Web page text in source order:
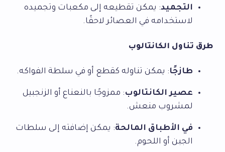
التجميد: يمكن تقطيعه إلى مكعبات وتجميده
لاستخدامه في العصائر لاحقًا.
طرق تناول الكانتالوب
طازجًا: يمكن تناوله كقطع أو في سلطة الفواكه.
عصير الكانتالوب: ممزوجًا بالنعناع أو الزنجبيل
لمشروب منعش.
في الأطباق المالحة: يمكن إضافته إلى سلطات
الجبن أو اللحوم.